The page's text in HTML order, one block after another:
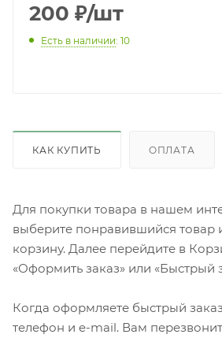
200 ₽/шт
Есть в наличии: 10
КАК КУПИТЬ ОПЛАТА
Для покупки товара в нашем
выберите понравившийся товар
корзину. Далее перейдите в
«Оформить заказ» или «Быстрый
Когда оформляете быстрый
телефон и e-mail. Вам